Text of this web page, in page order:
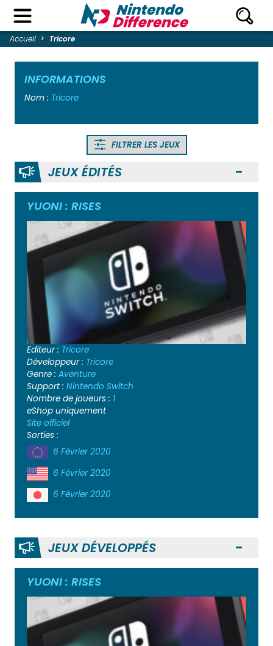
Accueil Tricore
INFORMATIONS
Nom : Tricore
FILTRER LES JEUX
JEUX ÉDITÉS
YUONI : RISES
Editeur : Tricore
Développeur : Tricore
Genre : Aventure
Support : Nintendo Switch
Nombre de joueurs : 1
eShop uniquement
Site officiel
Sorties :
6 Février 2020
6 Février 2020
6 Février 2020
JEUX DÉVELOPPÉS
YUONI : RISES